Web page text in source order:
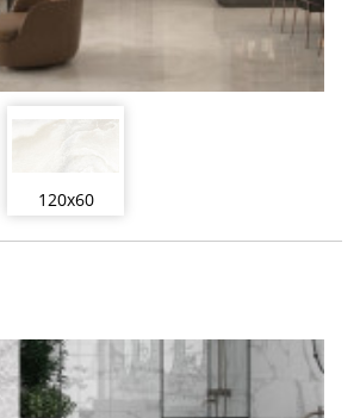
120x60